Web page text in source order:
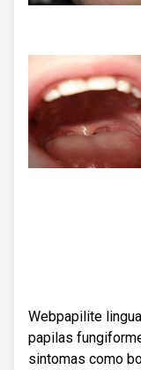
Webpapilite
papilas
sintomas como